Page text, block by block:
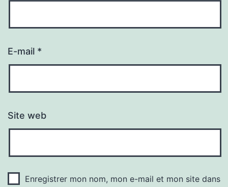
E-mail *
Site web
Enregistrer mon nom, mon e-mail et mon site dans